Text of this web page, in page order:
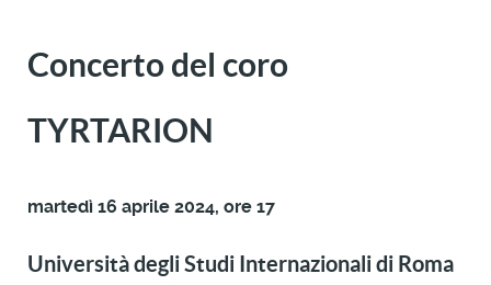
Concerto del coro
TYRTARION
martedì 16 aprile 2024, ore 17
Università degli Studi Internazionali di Roma